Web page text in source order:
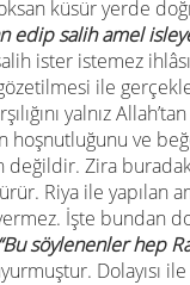
küsür yerde
edip salih amel
ister istemez ihlâsı
ile
yalnız
hoşnutluğunu ve
değildir. Zira
Riya ile yapılan
İşte bundan
“Bu söylenenler hep
Dolayısı ile